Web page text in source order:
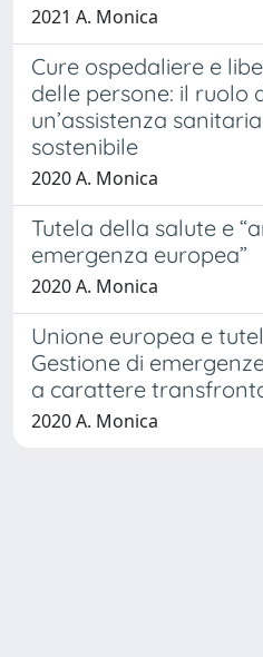
2021 A. Monica
Cure ospedaliere e
delle persone: il ruolo
un’assistenza
sostenibile
2020 A. Monica
Tutela della salute e
emergenza europea”
2020 A. Monica
Unione europea e
Gestione di
a carattere
2020 A. Monica